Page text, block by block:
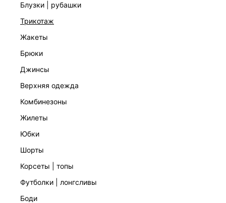
блузки | рубашки
трикотаж
жакеты
брюки
джинсы
верхняя одежда
комбинезоны
жилеты
юбки
шорты
корсеты | топы
футболки | лонгсливы
боди
УКОРОЧЕННАЯ БЛУЗКА
4 599 ₽